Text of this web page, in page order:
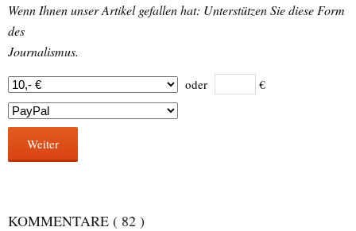
Wenn Ihnen unser Artikel gefallen hat: Unterstützen Sie diese Form
des
Journalismus.
oder €
Weiter
KOMMENTARE ( 82 )